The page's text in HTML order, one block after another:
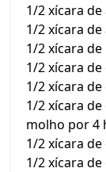
1/2 xícara
1/2 xícara
1/2 xícara
1/2 xícara
1/2 xícara
1/2 xícara
molho por 4
1/2 xícara
1/2 xícara